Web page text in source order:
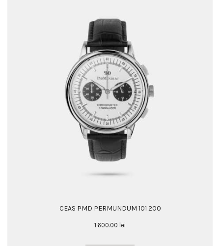
CEAS PMD PERMUNDUM 101 200
1,600.00 lei